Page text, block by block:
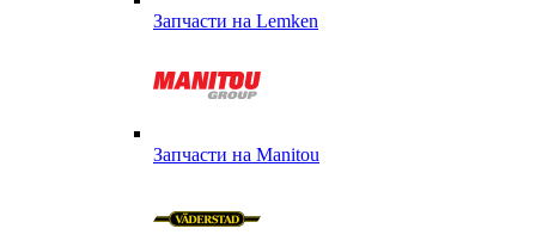
Запчасти на Lemken
Запчасти на Manitou